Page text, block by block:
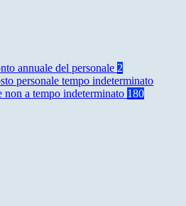
annuale del personale 2
personale tempo indeterminato
non a tempo indeterminato 180